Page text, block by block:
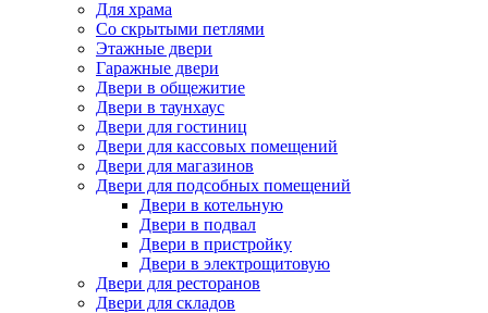
Для храма
Со скрытыми петлями
Этажные двери
Гаражные двери
Двери в общежитие
Двери в таунхаус
Двери для гостиниц
Двери для кассовых помещений
Двери для магазинов
Двери для подсобных помещений
Двери в котельную
Двери в подвал
Двери в пристройку
Двери в электрощитовую
Двери для ресторанов
Двери для складов